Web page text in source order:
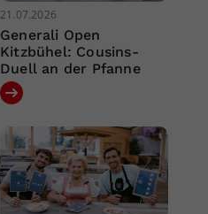
21.07.2026
Generali Open
Kitzbühel: Cousins-
Duell an der Pfanne